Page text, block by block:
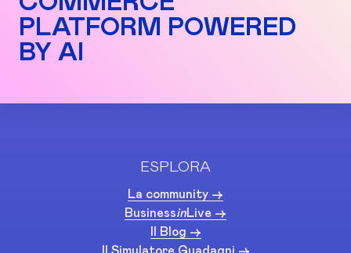
PLATFORM POWERED
BY AI
ESPLORA
La community ->
BusinessinLive ->
Il Blog ->
Il Simulatore Guadagni ->